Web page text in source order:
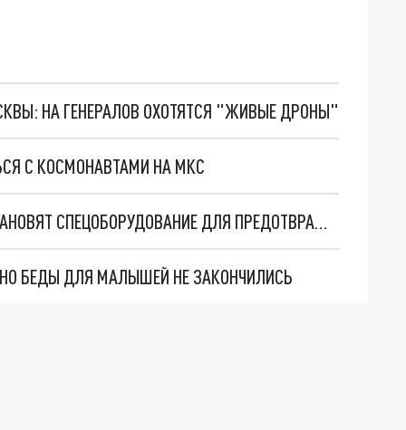
НА ГЕНЕРАЛОВ ОХОТЯТСЯ "ЖИВЫЕ ДРОНЫ"
С КОСМОНАВТАМИ НА МКС
В РОСТОВСКОЙ ОБЛАСТИ НА ГИДРОУЗЛАХ УСТАНОВЯТ СПЕЦОБОРУДОВАНИЕ ДЛЯ ПРЕДОТВРАЩЕНИЯ ТЕРАКТОВ И ЧП
БЕДЫ ДЛЯ МАЛЫШЕЙ НЕ ЗАКОНЧИЛИСЬ